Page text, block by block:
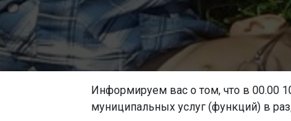
Информируем вас о том, что в 00.00
муниципальных услуг (функций) в